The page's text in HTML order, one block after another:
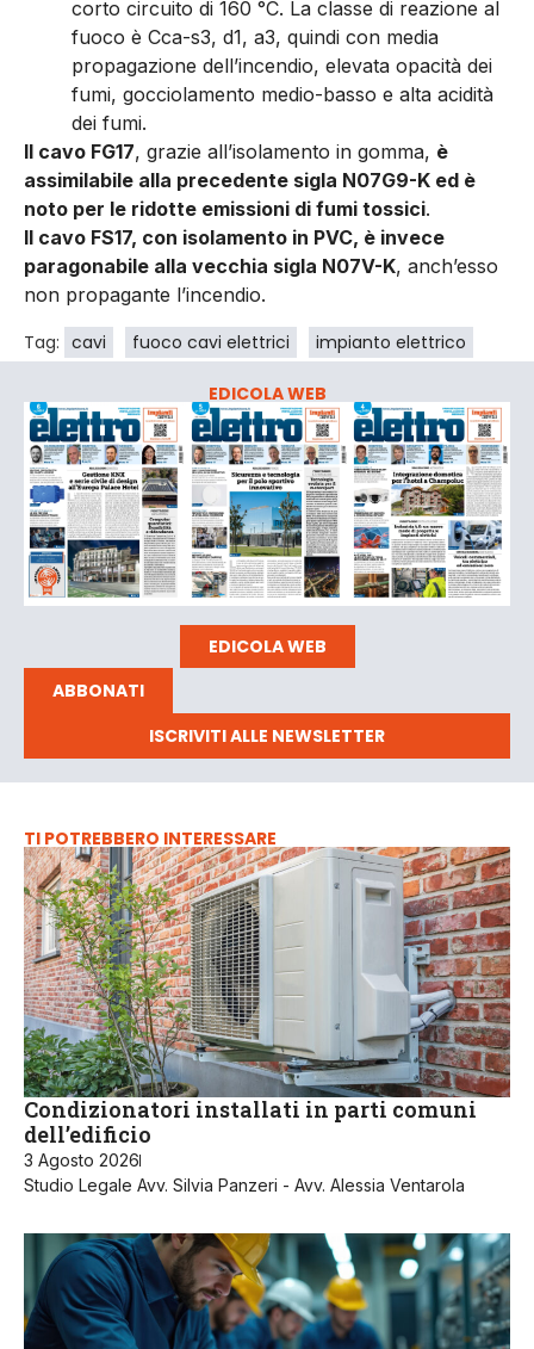
corto circuito di 160 °C. La classe di reazione al
fuoco è Cca-s3, d1, a3, quindi con media
propagazione dell’incendio, elevata opacità dei
fumi, gocciolamento medio-basso e alta acidità
dei fumi.
Il cavo FG17, grazie all’isolamento in gomma, è
assimilabile alla precedente sigla N07G9-K ed è
noto per le ridotte emissioni di fumi tossici.
Il cavo FS17, con isolamento in PVC, è invece
paragonabile alla vecchia sigla N07V-K, anch’esso
non propagante l’incendio.
Tag: cavi fuoco cavi elettrici impianto elettrico
EDICOLA WEB
EDICOLA WEB
ABBONATI
ISCRIVITI ALLE NEWSLETTER
TI POTREBBERO INTERESSARE
Condizionatori installati in parti comuni
dell’edificio
3 Agosto 2026
Studio Legale Avv. Silvia Panzeri - Avv. Alessia Ventarola